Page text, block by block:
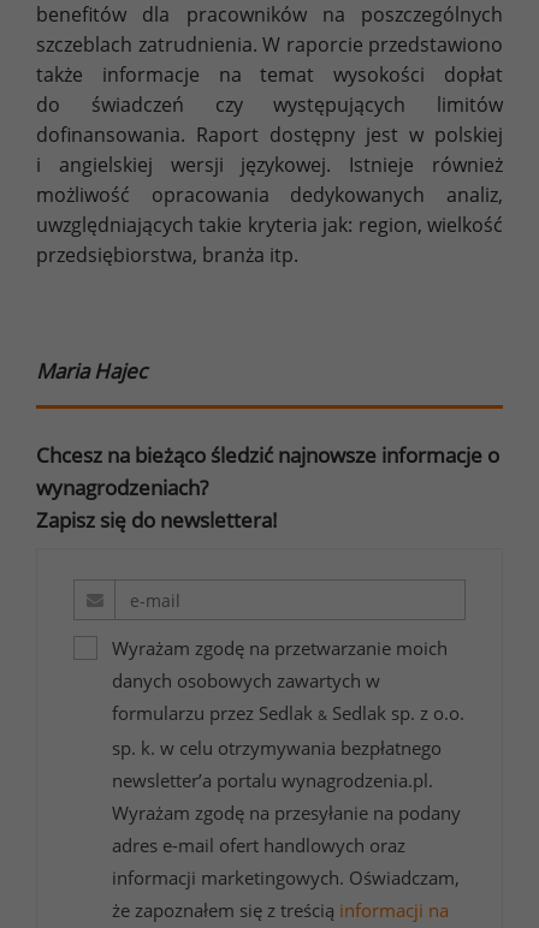
benefitów dla pracowników na poszczególnych
szczeblach zatrudnienia. W raporcie przedstawiono
także informacje na temat wysokości dopłat
do świadczeń czy występujących limitów
dofinansowania. Raport dostępny jest w polskiej
i angielskiej wersji językowej. Istnieje również
możliwość opracowania dedykowanych analiz,
uwzględniających takie kryteria jak: region, wielkość
przedsiębiorstwa, branża itp.
Maria Hajec
Chcesz na bieżąco śledzić najnowsze informacje o
wynagrodzeniach?
Zapisz się do newslettera!
Wyrażam zgodę na przetwarzanie moich
danych osobowych zawartych w
formularzu przez Sedlak & Sedlak sp. z o.o.
sp. k. w celu otrzymywania bezpłatnego
newsletter’a portalu wynagrodzenia.pl.
Wyrażam zgodę na przesyłanie na podany
adres e-mail ofert handlowych oraz
informacji marketingowych. Oświadczam,
że zapoznałem się z treścią informacji na